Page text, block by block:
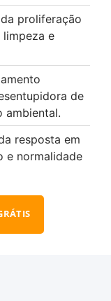
proliferação
e
de
ambiental.
resposta em
e normalidade